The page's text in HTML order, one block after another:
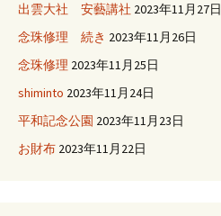
出雲大社 安藝講社 2023年11月27日
念珠修理 続き 2023年11月26日
念珠修理 2023年11月25日
shiminto 2023年11月24日
平和記念公園 2023年11月23日
お財布 2023年11月22日